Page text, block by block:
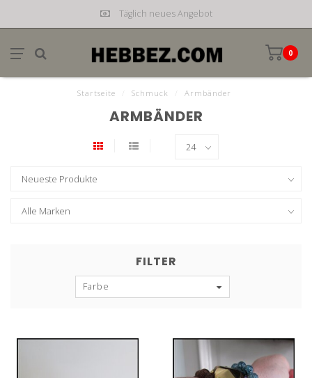
Täglich neues Angebot
0
Startseite Schmuck Armbänder
ARMBÄNDER
FILTER
Farbe